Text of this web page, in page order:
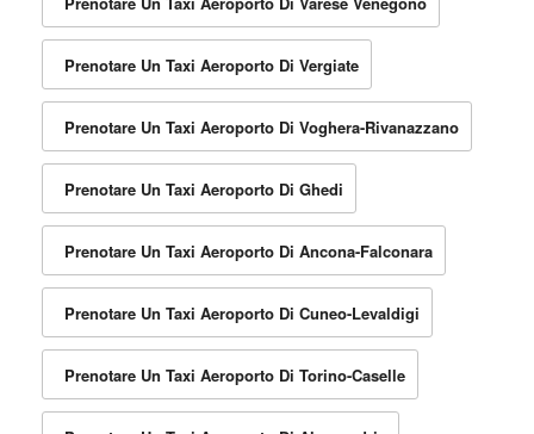
Prenotare Un Taxi Aeroporto Di Vergiate
Prenotare Un Taxi Aeroporto Di Voghera-Rivanazzano
Prenotare Un Taxi Aeroporto Di Ghedi
Prenotare Un Taxi Aeroporto Di Ancona-Falconara
Prenotare Un Taxi Aeroporto Di Cuneo-Levaldigi
Prenotare Un Taxi Aeroporto Di Torino-Caselle